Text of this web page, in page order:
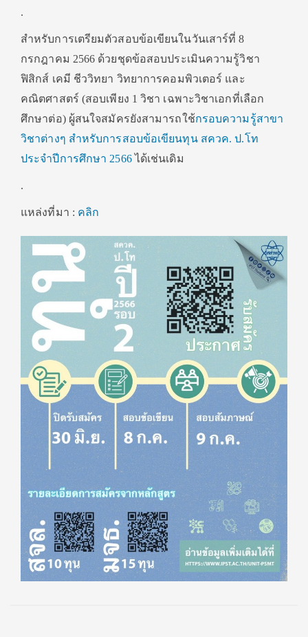
.
สำหรับการเตรียมตัวสอบข้อเขียนในวันเสาร์ที่ 8
กรกฎาคม 2566 ด้วยชุดข้อสอบประเมินความรู้วิชา
ฟิสิกส์ เคมี ชีววิทยา วิทยาการคอมพิวเตอร์ และ
คณิตศาสตร์ (สอบเพียง 1 วิชา เฉพาะวิชาเอกที่เลือก
ศึกษาต่อ) ผู้สนใจสมัครยังสามารถใช้กรอบความรู้สาขา
วิชาต่างๆ สำหรับการสอบข้อเขียนทุน สควค. ป.โท
ประจำปีการศึกษา 2566ได้เช่นเดิม
.
แหล่งที่มา : คลิก